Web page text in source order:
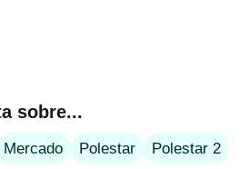
sobre...
Mercado Polestar Polestar 2